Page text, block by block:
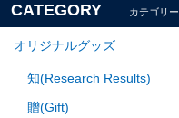
CATEGORY カテゴリー
オリジナルグッズ
知(Research Results)
贈(Gift)